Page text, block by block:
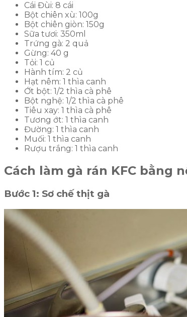
Cái Đùi: 8 cái
Bột chiên xù: 100g
Bột chiên giòn: 150g
Sữa tươi: 350ml
Trứng gà: 2 quả
Gừng: 40 g
Tỏi: 1 củ
Hành tím: 2 củ
Hạt nêm: 1 thìa canh
Ớt bột: 1/2 thìa cà phê
Bột nghệ: 1/2 thìa cà phê
Tiêu xay: 1 thìa cà phê
Tương ớt: 1 thìa canh
Đường: 1 thìa canh
Muối: 1 thìa canh
Rượu trắng: 1 thìa canh
Cách làm gà rán KFC bằng
Bước 1: Sơ chế thịt gà